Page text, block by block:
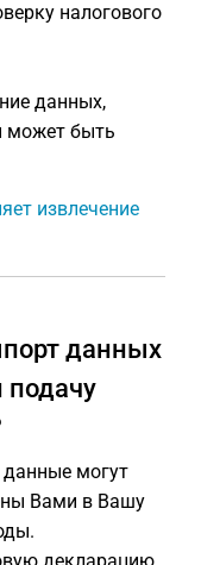
налогового
данных,
может быть
извлечение
данных
подачу
могут
Вами в Вашу